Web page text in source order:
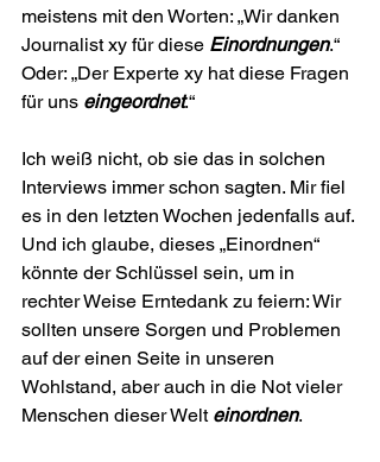
meistens mit den Worten: „Wir danken
Journalist xy für diese Einordnungen.“
Oder: „Der Experte xy hat diese Fragen
für uns eingeordnet.“
Ich weiß nicht, ob sie das in solchen
Interviews immer schon sagten. Mir fiel
es in den letzten Wochen jedenfalls auf.
Und ich glaube, dieses „Einordnen“
könnte der Schlüssel sein, um in
rechter Weise Erntedank zu feiern: Wir
sollten unsere Sorgen und Problemen
auf der einen Seite in unseren
Wohlstand, aber auch in die Not vieler
Menschen dieser Welt einordnen.